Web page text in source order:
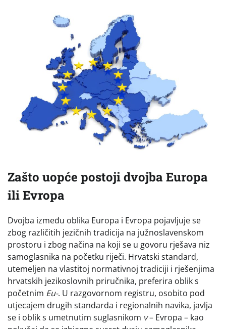
Zašto uopće postoji dvojba Europa
ili Evropa
Dvojba između oblika Europa i Evropa pojavljuje se
zbog različitih jezičnih tradicija na južnoslavenskom
prostoru i zbog načina na koji se u govoru rješava niz
samoglasnika na početku riječi. Hrvatski standard,
utemeljen na vlastitoj normativnoj tradiciji i rješenjima
hrvatskih jezikoslovnih priručnika, preferira oblik s
početnim Eu-. U razgovornom registru, osobito pod
utjecajem drugih standarda i regionalnih navika, javlja
se i oblik s umetnutim suglasnikom v– Evropa – kao